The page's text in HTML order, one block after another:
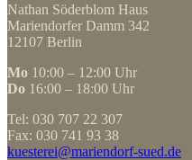
Nathan Söderblom Haus
Mariendorfer Damm 342
12107 Berlin
Mo 10:00 – 12:00 Uhr
Do 16:00 – 18:00 Uhr
Tel: 030 707 22 307
Fax: 030 741 93 38
kuesterei@mariendorf-sued.de